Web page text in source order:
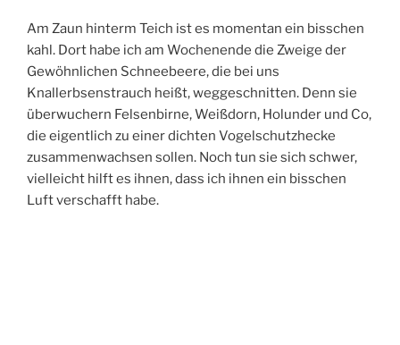
Am Zaun hinterm Teich ist es momentan ein bisschen
kahl. Dort habe ich am Wochenende die Zweige der
Gewöhnlichen Schneebeere, die bei uns
Knallerbsenstrauch heißt, weggeschnitten. Denn sie
überwuchern Felsenbirne, Weißdorn, Holunder und Co,
die eigentlich zu einer dichten Vogelschutzhecke
zusammenwachsen sollen. Noch tun sie sich schwer,
vielleicht hilft es ihnen, dass ich ihnen ein bisschen
Luft verschafft habe.